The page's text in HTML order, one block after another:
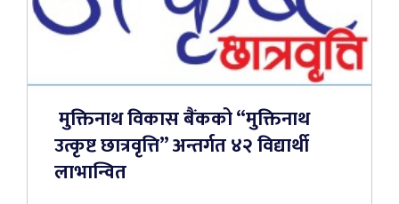
मुक्तिनाथ विकास बैंकको “मुक्तिनाथ
उत्कृष्ट छात्रवृत्ति” अन्तर्गत ४२ विद्यार्थी
लाभान्वित